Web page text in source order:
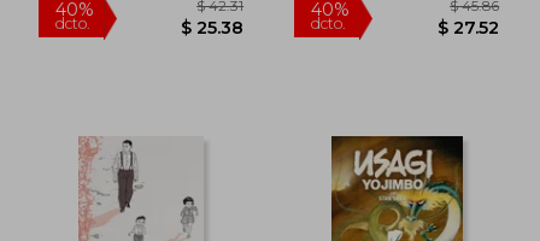
40%
dcto.
40%
dcto.